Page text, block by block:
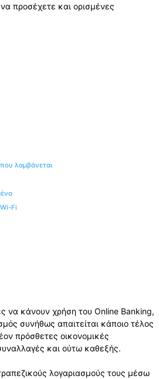
προσέχετε και ορισμένες
λαμβάνεται
Fi
να κάνουν χρήση του Online Banking,
συνήθως απαιτείται κάποιο τέλος
πρόσθετες οικονομικές
και ούτω καθεξής.
λογαριασμούς τους μέσω